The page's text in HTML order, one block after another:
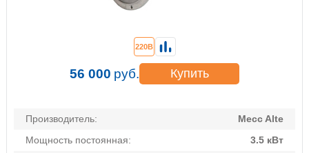
Производитель:
Mecc Alte
Мощность постоянная:
3.5 кВт
220В
56 000 руб. Купить